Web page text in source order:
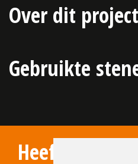
Over dit project
Gebruikte
Heeft u vragen?